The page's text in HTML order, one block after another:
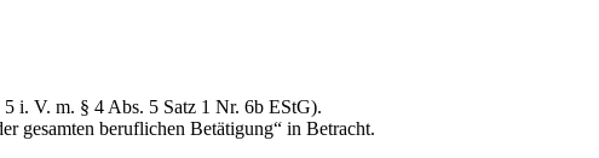
i. V. m. § 4 Abs. 5 Satz 1 Nr. 6b EStG).
gesamten beruflichen Betätigung“ in Betracht.